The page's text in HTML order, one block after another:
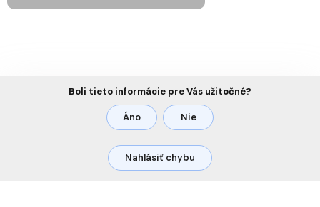
Boli tieto informácie pre Vás užitočné?
Áno Nie
Nahlásiť chybu